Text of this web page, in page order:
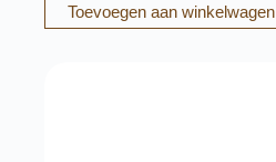
Toevoegen aan winkelwagen